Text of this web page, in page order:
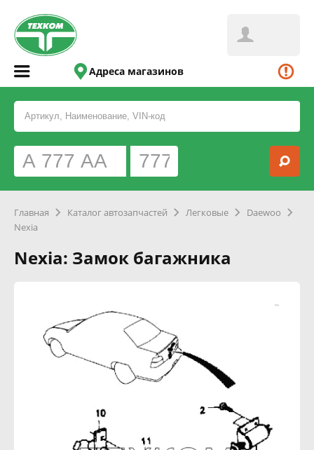
Адреса магазинов
Главная Каталог автозапчастей Легковые
Daewoo
Nexia
Nexia: Замок багажника